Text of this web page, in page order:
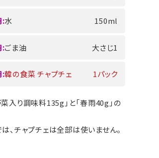
:水 150ml
:ごま油 大さじ1
:韓の食菜 チャプチェ 1パック
入り調味料135g」と「春雨40g」の
、チャプチェは全部は使いません。